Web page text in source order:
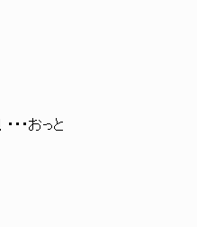
おっと